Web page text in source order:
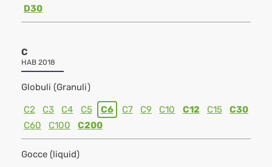
D30
C
HAB 2018
Globuli (Granuli)
C2 C3 C4 C5 C6 C7 C9 C10 C12 C15
C30
C60
C100 C200
Gocce (liquid)